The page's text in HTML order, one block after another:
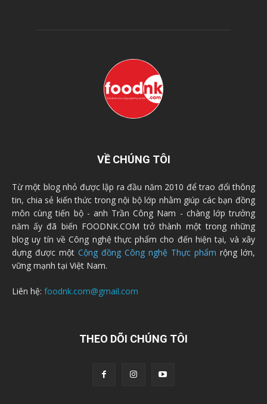
VỀ CHÚNG TÔI
Từ một blog nhỏ được lập ra đầu năm 2010 để trao đổi thông
tin, chia sẻ kiến thức trong nội bộ lớp nhằm giúp các bạn đồng
môn cùng tiến bộ - anh Trần Công Nam - chàng lớp trưởng
năm ấy đã biến FOODNK.COM trở thành một trong những
blog uy tín về Công nghệ thực phẩm cho đến hiện tại, và xây
dựng được một Cộng đồng Công nghệ Thực phẩm rộng lớn,
vững mạnh tại Việt Nam.
Liên hệ: foodnk.com@gmail.com
THEO DÕI CHÚNG TÔI